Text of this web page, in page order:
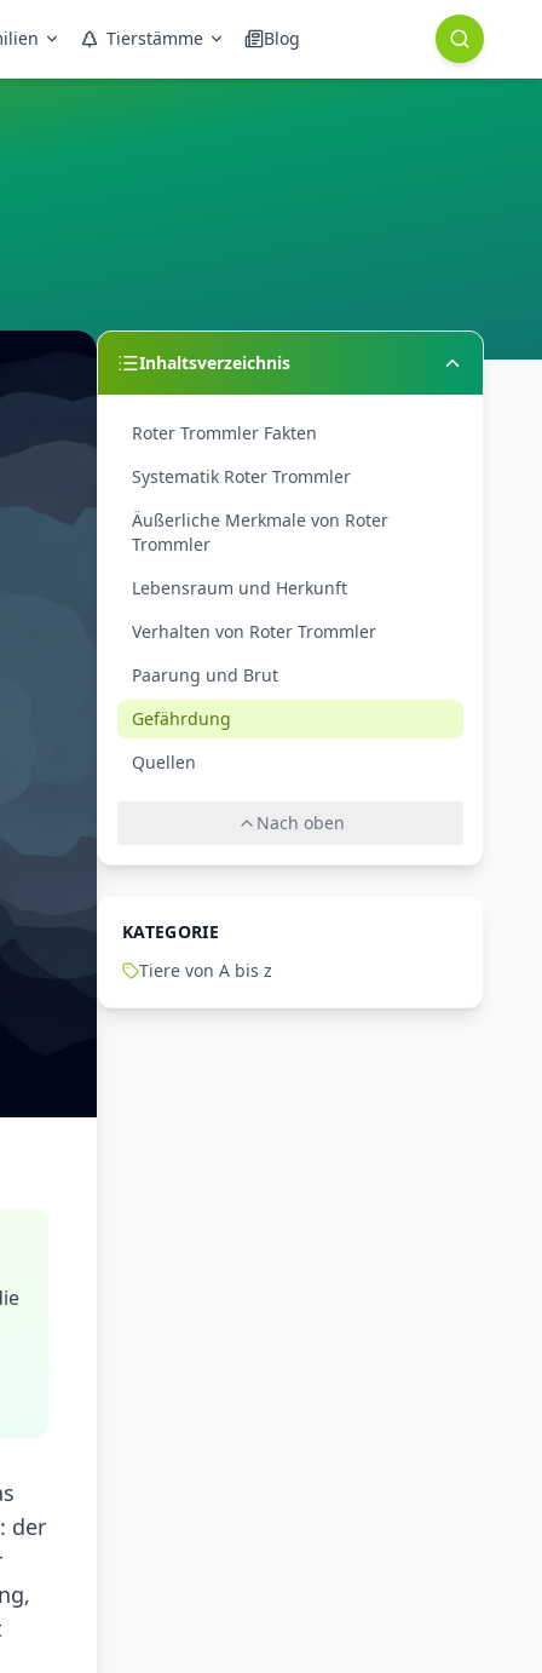
Tierstämme Blog
der
Inhaltsverzeichnis
Roter Trommler Fakten
Systematik Roter Trommler
Äußerliche Merkmale von Roter
Trommler
Lebensraum und Herkunft
Verhalten von Roter Trommler
Paarung und Brut
Gefährdung
Quellen
Nach oben
KATEGORIE
Tiere von A bis z